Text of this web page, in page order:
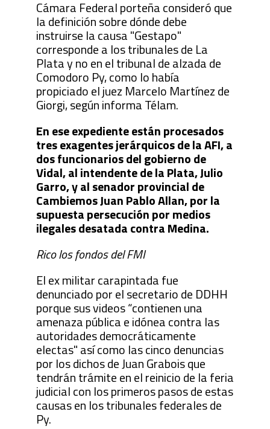
Cámara Federal porteña consideró que
la definición sobre dónde debe
instruirse la causa "Gestapo"
corresponde a los tribunales de La
Plata y no en el tribunal de alzada de
Comodoro Py, como lo había
propiciado el juez Marcelo Martínez de
Giorgi, según informa Télam.
En ese expediente están procesados
tres exagentes jerárquicos de la AFI, a
dos funcionarios del gobierno de
Vidal, al intendente de la Plata, Julio
Garro, y al senador provincial de
Cambiemos Juan Pablo Allan, por la
supuesta persecución por medios
ilegales desatada contra Medina.
Rico los fondos del FMI
El ex militar carapintada fue
denunciado por el secretario de DDHH
porque sus videos “contienen una
amenaza pública e idónea contra las
autoridades democráticamente
electas" así como las cinco denuncias
por los dichos de Juan Grabois que
tendrán trámite en el reinicio de la feria
judicial con los primeros pasos de estas
causas en los tribunales federales de
Py.